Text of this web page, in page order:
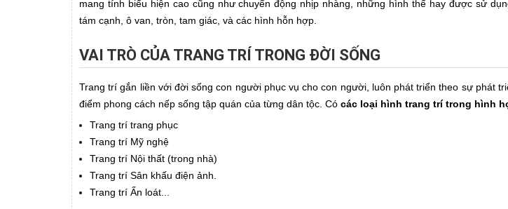
mang tính biểu hiện cao cũng như chuyển động nhịp nhàng, những hình thể hay được sử
tám cạnh, ô van, tròn, tam giác, và các hình hỗn hợp.
VAI TRÒ CỦA TRANG TRÍ TRONG ĐỜI SỐNG
Trang trí gắn liền với đời sống con người phục vụ cho con người, luôn phát triển theo sự phát
điểm phong cách nếp sống tập quán của từng dân tộc. Có các loại hình trang trí trong hình
Trang trí trang phục
Trang trí Mỹ nghệ
Trang trí Nội thất (trong nhà)
Trang trí Sân khấu điện ảnh.
Trang trí Ấn loát...